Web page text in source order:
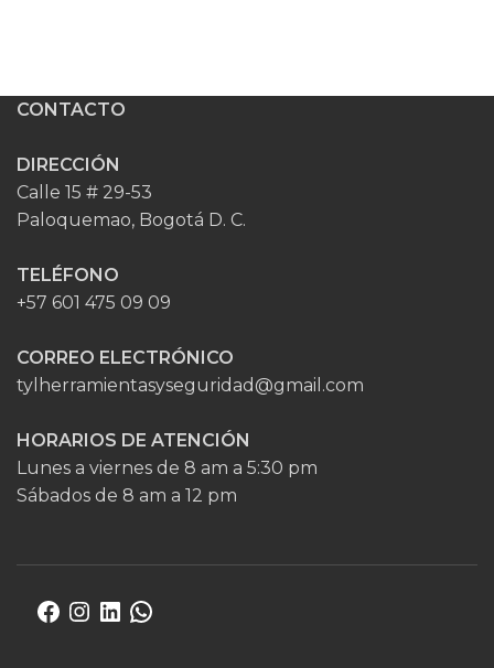
CONTACTO
DIRECCIÓN
Calle 15 # 29-53
Paloquemao, Bogotá D. C.
TELÉFONO
+57 601 475 09 09
CORREO ELECTRÓNICO
tylherramientasyseguridad@gmail.com
HORARIOS DE ATENCIÓN
Lunes a viernes de 8 am a 5:30 pm
Sábados de 8 am a 12 pm